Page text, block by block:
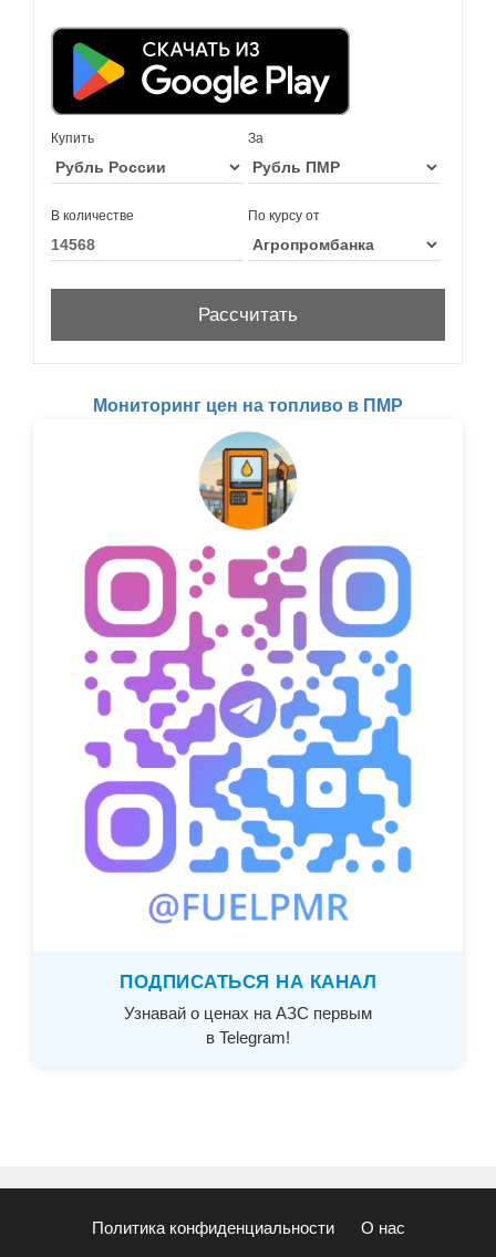
Купить За
В количестве По курсу от
Мониторинг цен на топливо в ПМР
ПОДПИСАТЬСЯ НА КАНАЛ
Узнавай о ценах на АЗС первым
в Telegram!
Политика конфиденциальности О нас